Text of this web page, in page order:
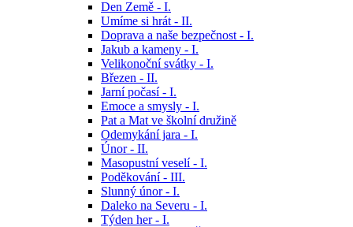
Den Země - I.
Umíme si hrát - II.
Doprava a naše bezpečnost - I.
Jakub a kameny - I.
Velikonoční svátky - I.
Březen - II.
Jarní počasí - I.
Emoce a smysly - I.
Pat a Mat ve školní družině
Odemykání jara - I.
Únor - II.
Masopustní veselí - I.
Poděkování - III.
Slunný únor - I.
Daleko na Severu - I.
Týden her - I.